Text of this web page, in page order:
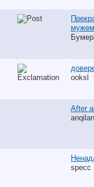
мужем
ooksl
After
specc